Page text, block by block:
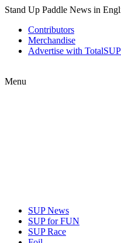
Stand Up Paddle News in
Contributors
Merchandise
Advertise with
Menu
SUP News
SUP for FUN
SUP Race